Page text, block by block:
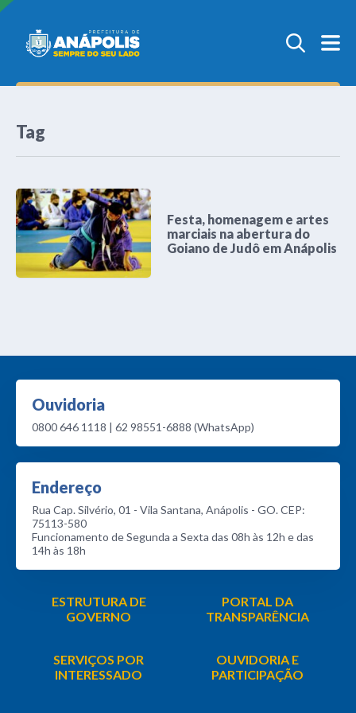
Tag
Festa, homenagem e artes
marciais na abertura do
Goiano de Judô em Anápolis
Ouvidoria
0800 646 1118 | 62 98551-6888 (WhatsApp)
Endereço
Rua Cap. Silvério, 01 - Vila Santana, Anápolis - GO. CEP:
75113-580
Funcionamento de Segunda a Sexta das 08h às 12h e das
14h às 18h
ESTRUTURA DE
GOVERNO
PORTAL DA
TRANSPARÊNCIA
SERVIÇOS POR
INTERESSADO
OUVIDORIA E
PARTICIPAÇÃO